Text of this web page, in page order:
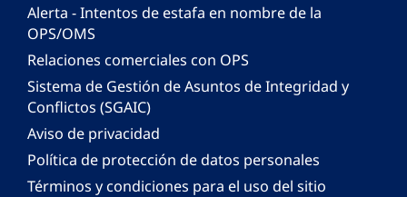
Alerta - Intentos de estafa en nombre de la
OPS/OMS
Relaciones comerciales con OPS
Sistema de Gestión de Asuntos de Integridad y
Conflictos (SGAIC)
Aviso de privacidad
Política de protección de datos personales
Términos y condiciones para el uso del sitio